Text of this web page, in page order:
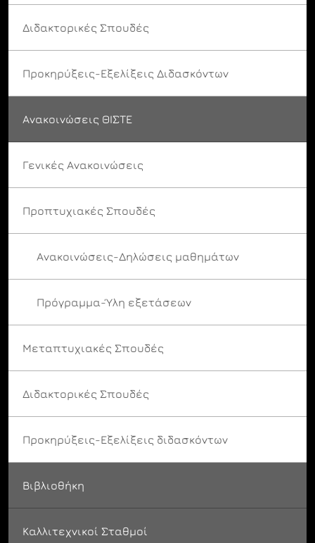
Διδακτορικές Σπουδές
Προκηρύξεις-Εξελίξεις Διδασκόντων
Ανακοινώσεις ΘΙΣΤΕ
Γενικές Ανακοινώσεις
Προπτυχιακές Σπουδές
Ανακοινώσεις-Δηλώσεις μαθημάτων
Πρόγραμμα-Ύλη εξετάσεων
Μεταπτυχιακές Σπουδές
Διδακτορικές Σπουδές
Προκηρύξεις-Εξελίξεις διδασκόντων
Βιβλιοθήκη
Καλλιτεχνικοί Σταθμοί